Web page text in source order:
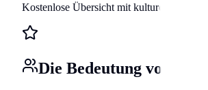
Kostenlose Übersicht mit kulturellen
Die Bedeutung von